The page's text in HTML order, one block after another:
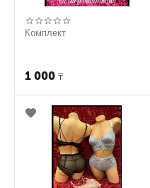
Комплект
1 000 ₸